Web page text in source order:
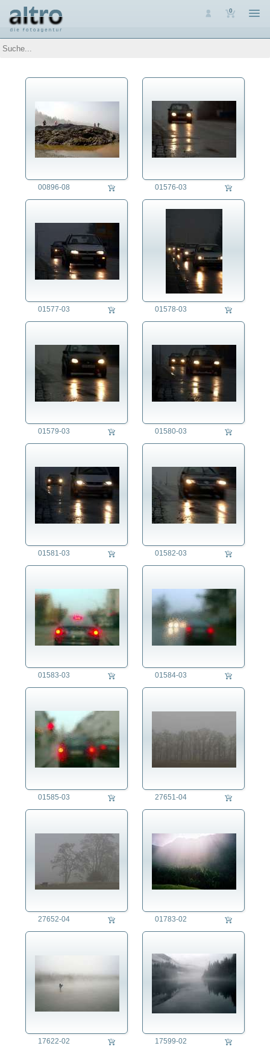
0
Auswahl
Themen
Architektur
Assoziative Themen
Brauchtum
Denkmalpflege
Ernährung
Fest/Festlichkeit
Forschung/Wissenschaft
Gesundheitswesen
Jahreszeit
Kriminalität
Länder
Lifestyle
Mensch
Militär
Natur
Politik
Regensburg
Soziales
Sport
Technik
Tier
Verkehr
Gewitter
Regen
Schnee
Sonne
Wind
Wolke
fotorecherche
die fotografen
für fotografen
00896-08 01576-03
01577-03 01578-03
01579-03 01580-03
01581-03 01582-03
01583-03 01584-03
01585-03 27651-04
27652-04 01783-02
17622-02 17599-02